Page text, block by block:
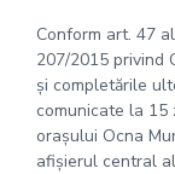
Conform art. 47
207/2015 privind
și completările
comunicate la
orașului Ocna
afișierul central